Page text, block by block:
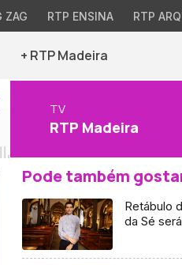
ZAG RTP ENSINA RTP
+ RTP Madeira
TV
RTP Madeira
Pode também
Retábulo
da Sé